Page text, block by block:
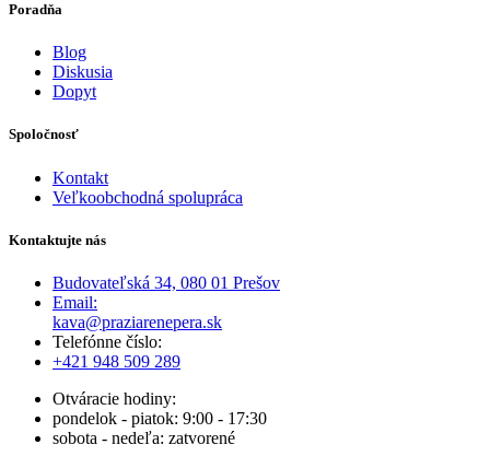
Poradňa
Blog
Diskusia
Dopyt
Spoločnosť
Kontakt
Veľkoobchodná spolupráca
Kontaktujte nás
Budovateľská 34, 080 01 Prešov
Email:
kava@praziarenepera.sk
Telefónne číslo:
+421 948 509 289
Otváracie hodiny:
pondelok - piatok: 9:00 - 17:30
sobota - nedeľa: zatvorené